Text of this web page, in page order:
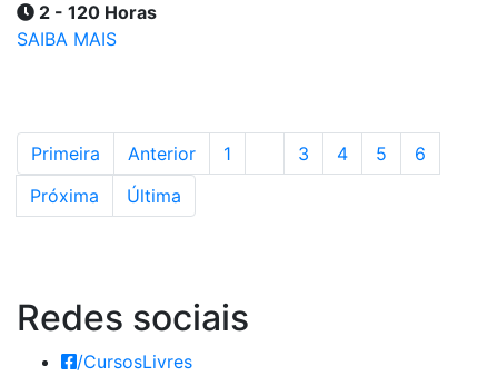
2 - 120 Horas
SAIBA MAIS
Primeira Anterior 1 3 4 5
6
Próxima
Última
Redes sociais
/CursosLivres